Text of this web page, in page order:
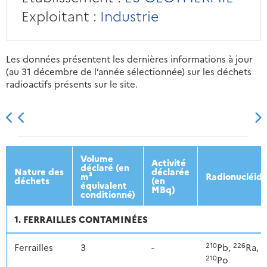
Exploitant : Industrie
Les données présentent les dernières informations à jour
(au 31 décembre de l’année sélectionnée) sur les déchets
radioactifs présents sur le site.
2013 2014 2015 2016
Nature des
déchets
Volume
déclaré (en
m³
équivalent
conditionné)
Activité
déclarée
(en
MBq)
1. FERRAILLES CONTAMINÉES
Ferrailles 3 - 210Pb, 226Ra,
210Po